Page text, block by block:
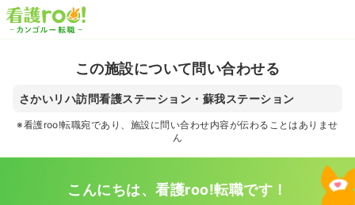
この施設について問い合わせる
さかいリハ訪問看護ステーション・蘇我ステーション
※看護roo!転職宛であり、施設に問い合わせ内容が伝わることはありませ
ん
こんにちは、看護roo!転職です！